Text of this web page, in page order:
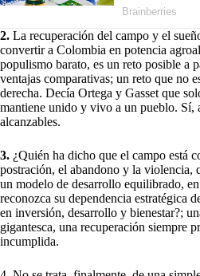
2. La recuperación del campo y el
convertir a Colombia en potencia
populismo barato, es un reto posible a
ventajas comparativas; un reto que no
derecha. Decía Ortega y Gasset que
mantiene unido y vivo a un pueblo. Sí,
alcanzables.
3. ¿Quién ha dicho que el campo está
postración, el abandono y la violencia,
un modelo de desarrollo equilibrado,
reconozca su dependencia estratégica
en inversión, desarrollo y bienestar?;
gigantesca, una recuperación siempre
incumplida.